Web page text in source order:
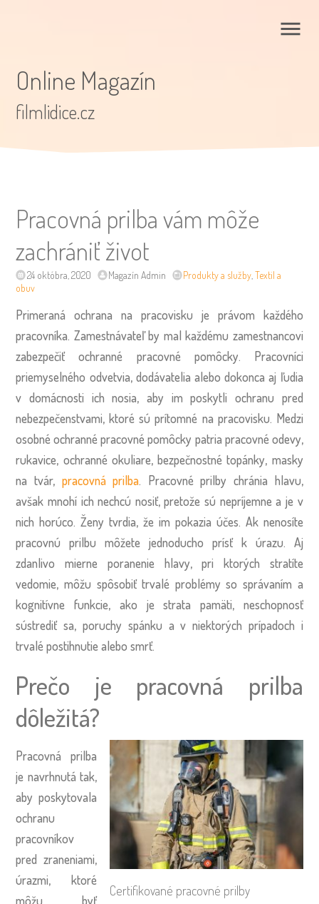
Online Magazín
filmlidice.cz
Pracovná prilba vám môže
zachrániť život
24 októbra, 2020 Magazín Admin Produkty a služby ,Textil a
obuv
Primeraná ochrana na pracovisku je právom každého
pracovníka. Zamestnávateľ by mal každému zamestnancovi
zabezpečiť ochranné pracovné pomôcky. Pracovníci
priemyselného odvetvia, dodávatelia alebo dokonca aj ľudia
v domácnosti ich nosia, aby im poskytli ochranu pred
nebezpečenstvami, ktoré sú prítomné na pracovisku. Medzi
osobné ochranné pracovné pomôcky patria pracovné odevy,
rukavice, ochranné okuliare, bezpečnostné topánky, masky
na tvár, pracovná prilba. Pracovné prilby chránia hlavu,
avšak mnohí ich nechcú nosiť, pretože sú nepríjemne a je v
nich horúco. Ženy tvrdia, že im pokazia účes. Ak nenosíte
pracovnú prilbu môžete jednoducho prísť k úrazu. Aj
zdanlivo mierne poranenie hlavy, pri ktorých stratíte
vedomie, môžu spôsobiť trvalé problémy so správaním a
kognitívne funkcie, ako je strata pamäti, neschopnosť
sústrediť sa, poruchy spánku a v niektorých prípadoch i
trvalé postihnutie alebo smrť.
Prečo je pracovná prilba
dôležitá?
Certifikované pracovné prilby
Pracovná prilba
je navrhnutá tak,
aby poskytovala
ochranu
pracovníkov
pred zraneniami,
úrazmi, ktoré
môžu byť